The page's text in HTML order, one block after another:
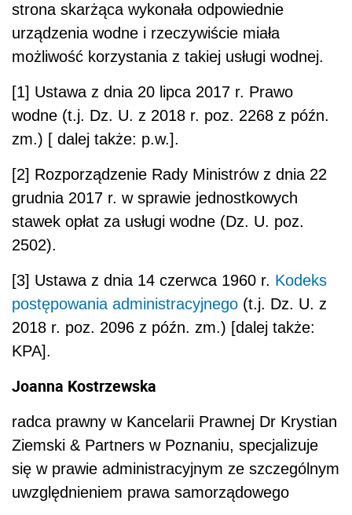
strona skarżąca wykonała odpowiednie
urządzenia wodne i rzeczywiście miała
możliwość korzystania z takiej usługi wodnej.
[1] Ustawa z dnia 20 lipca 2017 r. Prawo
wodne (t.j. Dz. U. z 2018 r. poz. 2268 z późn.
zm.) [ dalej także: p.w.].
[2] Rozporządzenie Rady Ministrów z dnia 22
grudnia 2017 r. w sprawie jednostkowych
stawek opłat za usługi wodne (Dz. U. poz.
2502).
[3] Ustawa z dnia 14 czerwca 1960 r. Kodeks
postępowania administracyjnego (t.j. Dz. U. z
2018 r. poz. 2096 z późn. zm.) [dalej także:
KPA].
Joanna Kostrzewska
radca prawny w Kancelarii Prawnej Dr Krystian
Ziemski & Partners w Poznaniu, specjalizuje
się w prawie administracyjnym ze szczególnym
uwzględnieniem prawa samorządowego